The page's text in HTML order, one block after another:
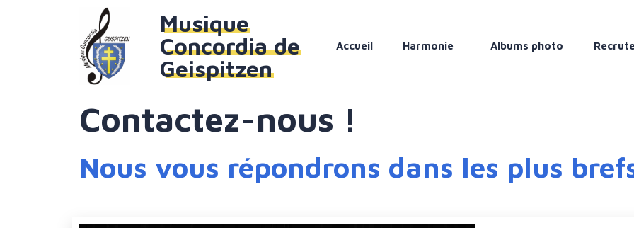
Musique
Concordia de
Geispitzen
Accueil Harmonie Albums photo
Contactez-nous !
Nous vous répondrons dans les plus